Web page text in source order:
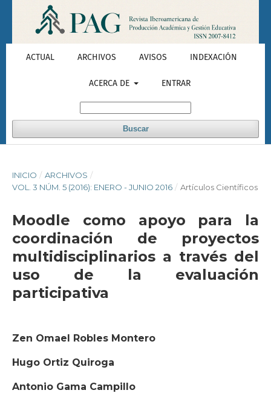
ACTUAL ARCHIVOS AVISOS INDEXACIÓN
ACERCA DE ENTRAR
Buscar
INICIO / ARCHIVOS /
VOL. 3 NÚM. 5 (2016): ENERO - JUNIO 2016 / Artículos Científicos
Moodle como apoyo para la
coordinación de proyectos
multidisciplinarios a través del
uso de la evaluación
participativa
Zen Omael Robles Montero
Hugo Ortiz Quiroga
Antonio Gama Campillo